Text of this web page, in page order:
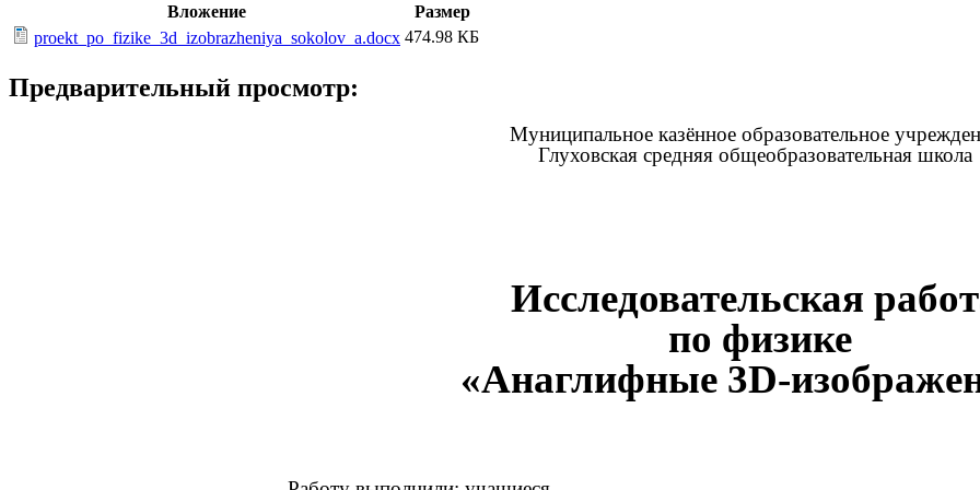
Вложение
Размер
proekt_po_fizike_3d_izobrazheniya_sokolov_a.docx 474.98 КБ
Предварительный просмотр:
Муниципальное казённое образовательное
Глуховская средняя общеобразовательная школа
Исследовательская
по физике
«Анаглифные 3D-